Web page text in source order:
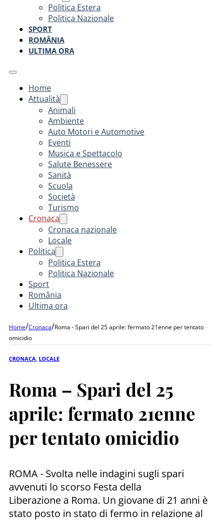
Politica Estera
Politica Nazionale
SPORT
ROMÂNIA
ULTIMA ORA
Home
Attualità
Animali
Ambiente
Auto Motori e Automotive
Eventi
Musica e Spettacolo
Salute Benessere
Sanità
Scuola
Società
Turismo
Cronaca
Cronaca nazionale
Locale
Politica
Politica Estera
Politica Nazionale
Sport
România
Ultima ora
Home/Cronaca/Roma - Spari del 25 aprile: fermato 21enne per tentato
omicidio
CRONACA LOCALE
Roma – Spari del 25
aprile: fermato 21enne
per tentato omicidio
ROMA - Svolta nelle indagini sugli spari
avvenuti lo scorso Festa della
Liberazione a Roma. Un giovane di 21 anni è
stato posto in stato di fermo in relazione al